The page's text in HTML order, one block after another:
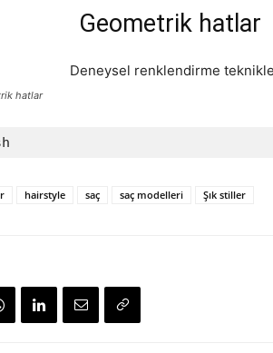
Geometrik hatlar
hatlar
hairstyle saç saç modelleri Şık stiller